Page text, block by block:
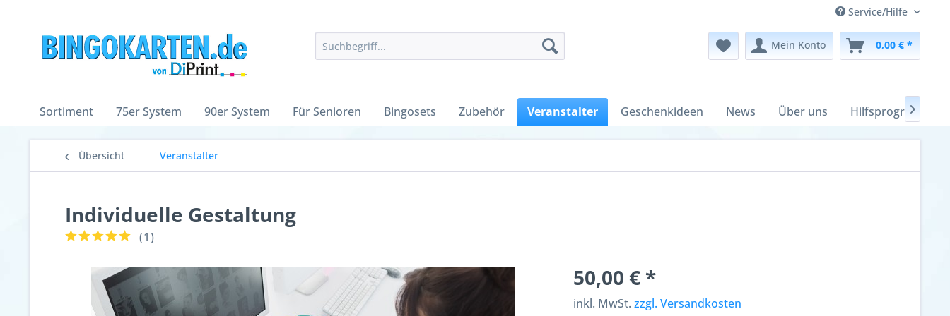
Service/Hilfe
Mein Konto 0,00 € *
Sortiment 75er System 90er System Für Senioren Bingosets Zubehör Veranstalter Geschenkideen News Über uns Hilfsprogramme

Übersicht Veranstalter
Individuelle Gestaltung
(1)
50,00 € *
inkl. MwSt.zzgl. Versandkosten